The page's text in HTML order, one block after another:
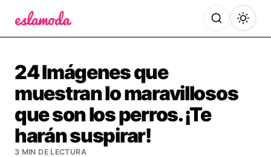
24 Imágenes que
muestran lo maravillosos
que son los perros. ¡Te
harán suspirar!
3 MIN DE LECTURA